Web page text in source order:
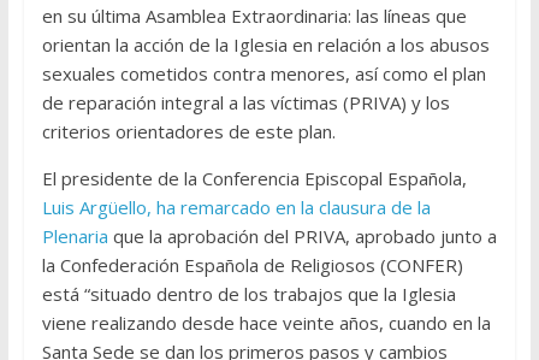
en su última Asamblea Extraordinaria: las líneas que
orientan la acción de la Iglesia en relación a los abusos
sexuales cometidos contra menores, así como el plan
de reparación integral a las víctimas (PRIVA) y los
criterios orientadores de este plan.
El presidente de la Conferencia Episcopal Española,
Luis Argüello, ha remarcado en la clausura de la
Plenaria que la aprobación del PRIVA, aprobado junto a
la Confederación Española de Religiosos (CONFER)
está “situado dentro de los trabajos que la Iglesia
viene realizando desde hace veinte años, cuando en la
Santa Sede se dan los primeros pasos y cambios